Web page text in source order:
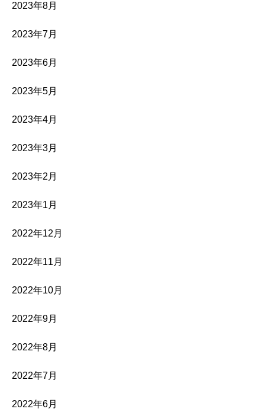
2023年8月
2023年7月
2023年6月
2023年5月
2023年4月
2023年3月
2023年2月
2023年1月
2022年12月
2022年11月
2022年10月
2022年9月
2022年8月
2022年7月
2022年6月